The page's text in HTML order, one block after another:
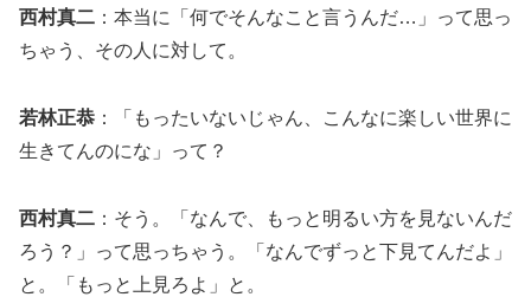
西村真二 ：本当に「何でそんなこと言うんだ…」って思っ
ちゃう、その人に対して。
若林正恭 ：「もったいないじゃん、こんなに楽しい世界に
生きてんのにな」って？
西村真二 ：そう。「なんで、もっと明るい方を見ないんだ
ろう？」って思っちゃう。「なんでずっと下見てんだよ」
と。「もっと上見ろよ」と。